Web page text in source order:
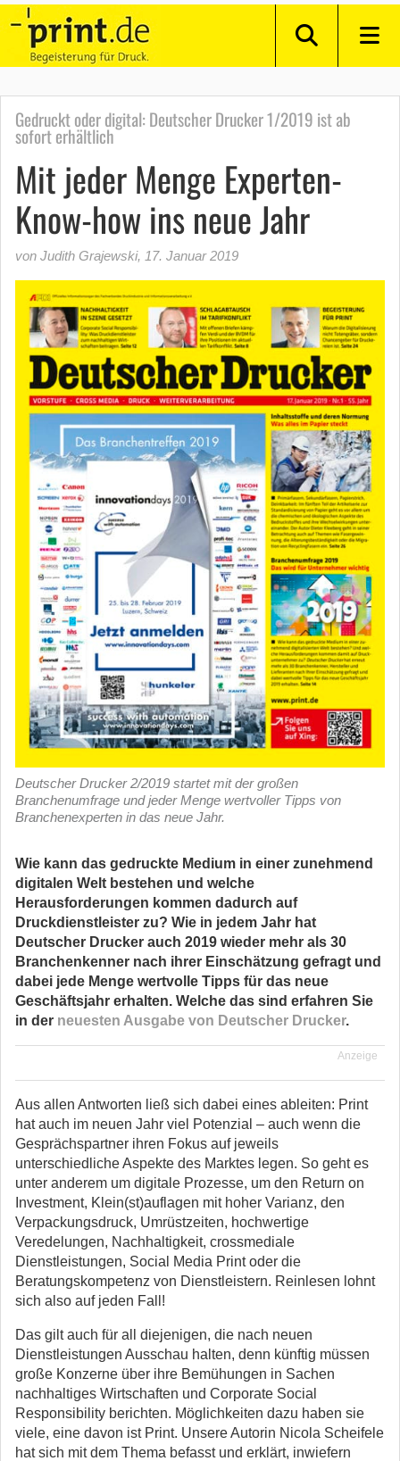
Gedruckt oder digital: Deutscher Drucker 1/2019 ist ab
sofort erhältlich
Mit jeder Menge Experten-
Know-how ins neue Jahr
von Judith Grajewski, 17. Januar 2019
Deutscher Drucker 2/2019 startet mit der großen
Branchenumfrage und jeder Menge wertvoller Tipps von
Branchenexperten in das neue Jahr.
Wie kann das gedruckte Medium in einer zunehmend
digitalen Welt bestehen und welche
Herausforderungen kommen dadurch auf
Druckdienstleister zu? Wie in jedem Jahr hat
Deutscher Drucker auch 2019 wieder mehr als 30
Branchenkenner nach ihrer Einschätzung gefragt und
dabei jede Menge wertvolle Tipps für das neue
Geschäftsjahr erhalten. Welche das sind erfahren Sie
in der neuesten Ausgabe von Deutscher Drucker.
Anzeige
Aus allen Antworten ließ sich dabei eines ableiten: Print
hat auch im neuen Jahr viel Potenzial – auch wenn die
Gesprächspartner ihren Fokus auf jeweils
unterschiedliche Aspekte des Marktes legen. So geht es
unter anderem um digitale Prozesse, um den Return on
Investment, Klein(st)auflagen mit hoher Varianz, den
Verpackungsdruck, Umrüstzeiten, hochwertige
Veredelungen, Nachhaltigkeit, crossmediale
Dienstleistungen, Social Media Print oder die
Beratungskompetenz von Dienstleistern. Reinlesen lohnt
sich also auf jeden Fall!
Das gilt auch für all diejenigen, die nach neuen
Dienstleistungen Ausschau halten, denn künftig müssen
große Konzerne über ihre Bemühungen in Sachen
nachhaltiges Wirtschaften und Corporate Social
Responsibility berichten. Möglichkeiten dazu haben sie
viele, eine davon ist Print. Unsere Autorin Nicola Scheifele
hat sich mit dem Thema befasst und erklärt, inwiefern